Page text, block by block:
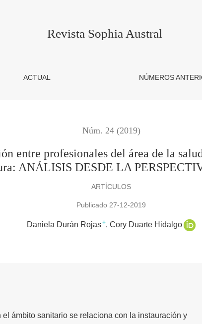
del área de la salud con usuarios y usuarias:
Revista Sophia Austral
ACTUAL NÚMEROS
Núm. 24 (2019)
entre profesionales del área de la
ANÁLISIS DESDE LA
ARTÍCULOS
Publicado 27-12-2019
Daniela Durán Rojas+ Cory Duarte Hidalgo
ámbito sanitario se relaciona con la instauración y